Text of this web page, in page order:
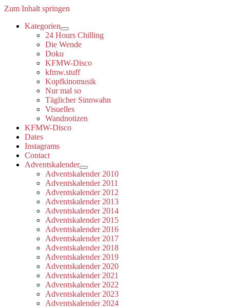
Zum Inhalt springen
Kategorien
Dropdown-
Menü
öffnen
24 Hours Chilling
Die Wende
Doku
KFMW-Disco
kfmw.stuff
Kopfkinomusik
Nur mal so
Täglicher Sinnwahn
Visuelles
Wandnotizen
KFMW-Disco
Dates
Instagrams
Contact
Adventskalender
Dropdown-
Menü
öffnen
Adventskalender 2010
Adventskalender 2011
Adventskalender 2012
Adventskalender 2013
Adventskalender 2014
Adventskalender 2015
Adventskalender 2016
Adventskalender 2017
Adventskalender 2018
Adventskalender 2019
Adventskalender 2020
Adventskalender 2021
Adventskalender 2022
Adventskalender 2023
Adventskalender 2024